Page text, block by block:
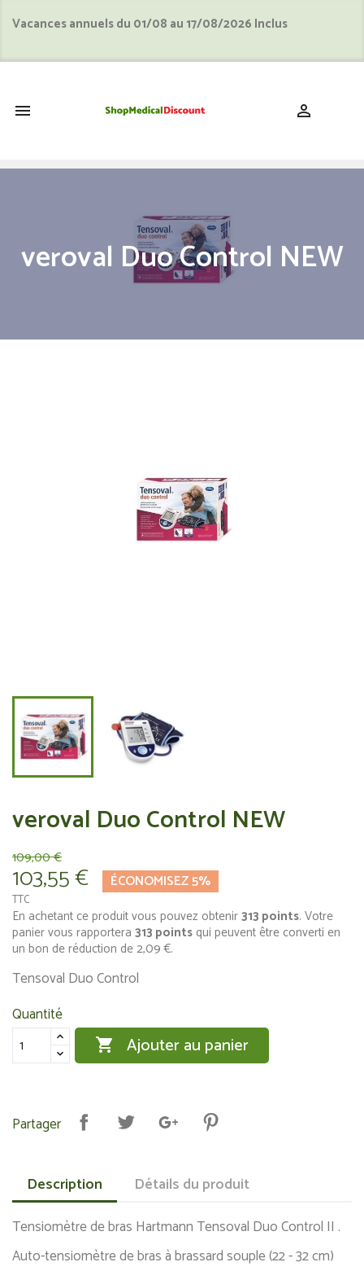
Vacances annuels du 01/08 au 17/08/2026 Inclus
 
veroval Duo Control NEW
veroval Duo Control NEW
109,00 €
103,55 € ÉCONOMISEZ 5%
TTC
En achetant ce produit vous pouvez obtenir313 points. Votre
panier vous rapportera 313 points qui peuvent être converti en
un bon de réduction de2,09 €.
Tensoval Duo Control
Quantité
 Ajouter au panier
Partager
Description Détails du produit
Tensiomètre de bras Hartmann Tensoval Duo Control II .
Auto-tensiomètre de bras à brassard souple (22 - 32 cm)